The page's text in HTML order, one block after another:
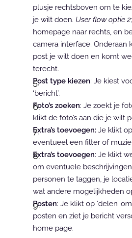
plusje rechtsboven om te
je wilt doen. User flow optie 2
homepage naar rechts, en
camera interface. Onderaan
post je wilt doen en komt
terecht.
Post type kiezen: Je kiest
‘bericht’.
Foto’s zoeken: Je zoekt je
klikt de foto’s aan die je wilt
Extra’s toevoegen: Je klikt op
eventueel een filter of
Extra’s toevoegen: Je klikt
om eventuele
personen te taggen, je
wat andere mogelijkheden
Posten: Je klikt op ‘delen’
posten en ziet je bericht
home page.